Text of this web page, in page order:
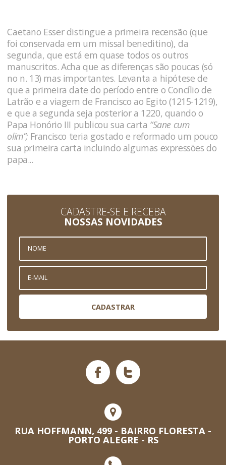
Caetano Esser distingue a primeira recensão (que
foi conservada em um missal beneditino), da
segunda, que está em quase todos os outros
manuscritos. Acha que as diferenças são poucas (só
no n. 13) mas importantes. Levanta a hipótese de
que a primeira date do período entre o Concílio de
Latrão e a viagem de Francisco ao Egito (1215-1219),
e que a segunda seja posterior a 1220, quando o
Papa Honório III publicou sua carta “Sane cum
olim”; Francisco teria gostado e reformado um pouco
sua primeira carta incluindo algumas expressões do
papa...
CADASTRE-SE E RECEBA
NOSSAS NOVIDADES
CADASTRAR
RUA HOFFMANN, 499 - BAIRRO FLORESTA -
PORTO ALEGRE - RS